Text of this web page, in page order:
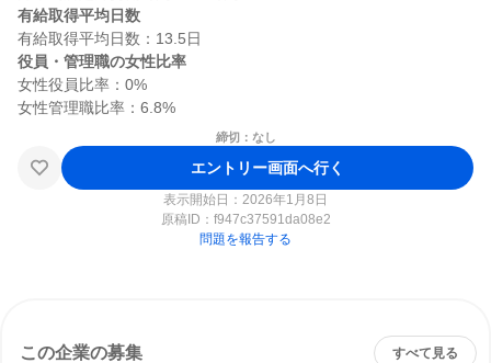
有給取得平均日数
役員・管理職の女性比率
女性役員比率：0%
締切：なし
エントリー画面へ行く
表示開始日：2026年1月8日
原稿ID： f947c37591da08e2
問題を報告する
この企業の募集 すべて見る